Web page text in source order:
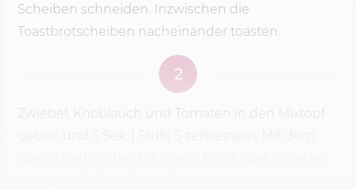
Scheiben schneiden. Inzwischen die
Toastbrotscheiben nacheinander toasten.
2
Zwiebel, Knoblauch und Tomaten in den Mixtopf